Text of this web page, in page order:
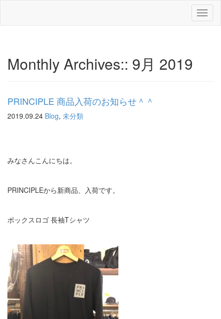
Monthly Archives:: 9月 2019
PRINCIPLE 商品入荷のお知らせ＾＾
2019.09.24 Blog, 未分類
みなさんこんにちは。
PRINCIPLEから新商品、入荷です。
ボックスロゴ 長袖Tシャツ